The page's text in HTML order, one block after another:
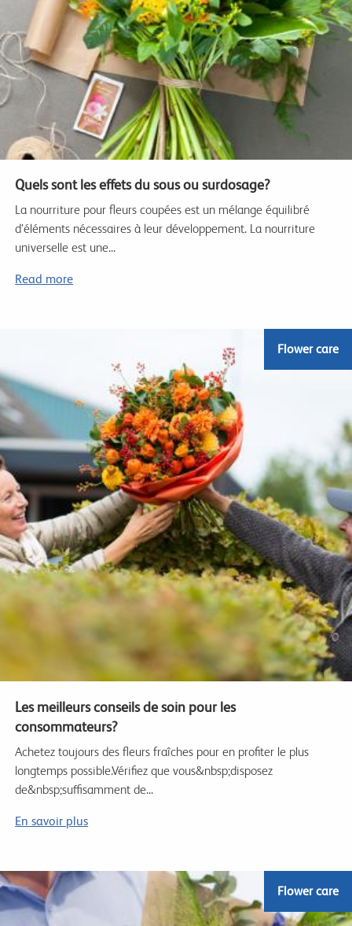
Quels sont les effets du sous ou surdosage?
La nourriture pour fleurs coupées est un mélange équilibré
d’éléments nécessaires à leur développement. La nourriture
universelle est une...
Read more
Flower care
Les meilleurs conseils de soin pour les
consommateurs?
Achetez toujours des fleurs fraîches pour en profiter le plus
longtemps possible.Vérifiez que vous&nbsp;disposez
de&nbsp;suffisamment de...
En savoir plus
Flower care